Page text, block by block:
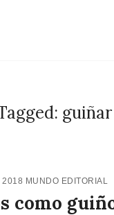
guiñar
2018 MUNDO EDITORIAL
como